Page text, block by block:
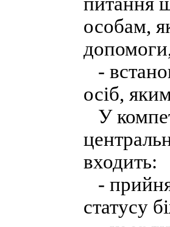
особам,
-
осіб,
У
входить:
-
статусу